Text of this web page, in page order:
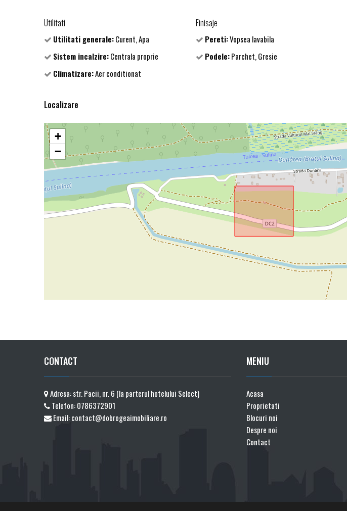
Utilitati
Utilitati generale:Curent, Apa
Sistem incalzire:Centrala proprie
Climatizare:Aer conditionat
Finisaje
Pereti:Vopsea lavabila
Podele:Parchet, Gresie
Localizare
+
−
CONTACT
Adresa: str. Pacii, nr. 6 (la parterul hotelului Select)
Telefon:0786372901
Email:contact@dobrogeaimobiliare.ro
MENIU
Acasa
Proprietati
Blocuri noi
Despre noi
Contact